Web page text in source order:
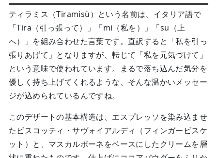
ティラミス（Tiramisù）という名前は、イタリア語で
「Tira（引っ張って）」「mi（私を）」「su（上
へ）」を組み合わせた言葉です。直訳すると「私を引っ
張りあげて」となりますが、転じて「私を元気づけて」
という意味で使われています。まるで落ち込んだ気分を
優しく持ち上げてくれるような、そんな温かいメッセー
ジが込められているんですね。
このデザートの基本構造は、エスプレッソを染み込ませ
たビスコッティ・サヴォイアルディ（フィンガービスケ
ット）と、マスカルポーネをベースにしたクリームを層